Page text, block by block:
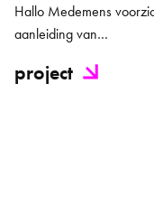
Hallo Medemens
aanleiding van…
project